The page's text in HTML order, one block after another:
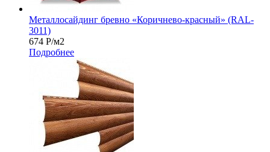
Металлосайдинг бревно «Коричнево-красный» (RAL-
3011)
674 Р/м2
Подробнее